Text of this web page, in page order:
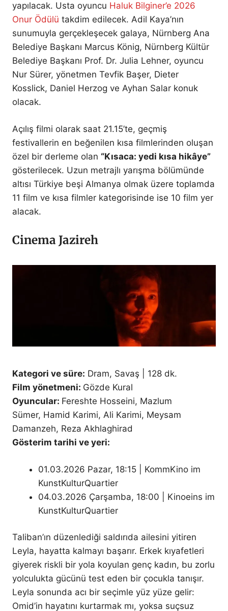
yapılacak. Usta oyuncu Haluk Bilginer’e 2026
Onur Ödülü takdim edilecek. Adil Kaya’nın
sunumuyla gerçekleşecek galaya, Nürnberg Ana
Belediye Başkanı Marcus König, Nürnberg Kültür
Belediye Başkanı Prof. Dr. Julia Lehner, oyuncu
Nur Sürer, yönetmen Tevfik Başer, Dieter
Kosslick, Daniel Herzog ve Ayhan Salar konuk
olacak.
Açılış filmi olarak saat 21.15’te, geçmiş
festivallerin en beğenilen kısa filmlerinden oluşan
özel bir derleme olan “Kısaca: yedi kısa hikâye”
gösterilecek. Uzun metrajlı yarışma bölümünde
altısı Türkiye beşi Almanya olmak üzere toplamda
11 film ve kısa filmler kategorisinde ise 10 film yer
alacak.
Cinema Jazireh
Kategori ve süre: Dram, Savaş | 128 dk.
Film yönetmeni: Gözde Kural
Oyuncular: Fereshte Hosseini, Mazlum
Sümer, Hamid Karimi, Ali Karimi, Meysam
Damanzeh, Reza Akhlaghirad
Gösterim tarihi ve yeri:
01.03.2026 Pazar, 18:15 | KommKino im
KunstKulturQuartier
04.03.2026 Çarşamba, 18:00 | Kinoeins im
KunstKulturQuartier
Taliban’ın düzenlediği saldırıda ailesini yitiren
Leyla, hayatta kalmayı başarır. Erkek kıyafetleri
giyerek riskli bir yola koyulan genç kadın, bu zorlu
yolculukta gücünü test eden bir çocukla tanışır.
Leyla sonunda acı bir seçimle yüz yüze gelir:
Omid’in hayatını kurtarmak mı, yoksa suçsuz